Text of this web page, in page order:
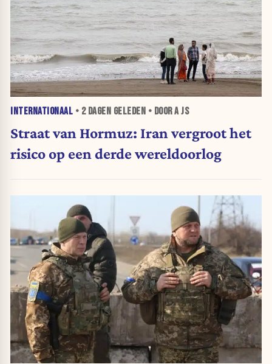
INTERNATIONAAL • 2 DAGEN GELEDEN • DOOR A JS
Straat van Hormuz: Iran vergroot het
risico op een derde wereldoorlog